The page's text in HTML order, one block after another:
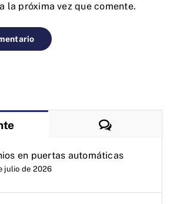
la próxima vez que comente.
Comentarios
en puertas automáticas
julio de 2026